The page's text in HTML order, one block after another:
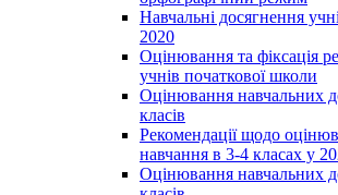
Навчальні досягнення
2020
Оцінювання та фіксація
учнів початкової школи
Оцінювання навчальних
класів
Рекомендації щодо
навчання в 3-4 класах у
Оцінювання навчальних